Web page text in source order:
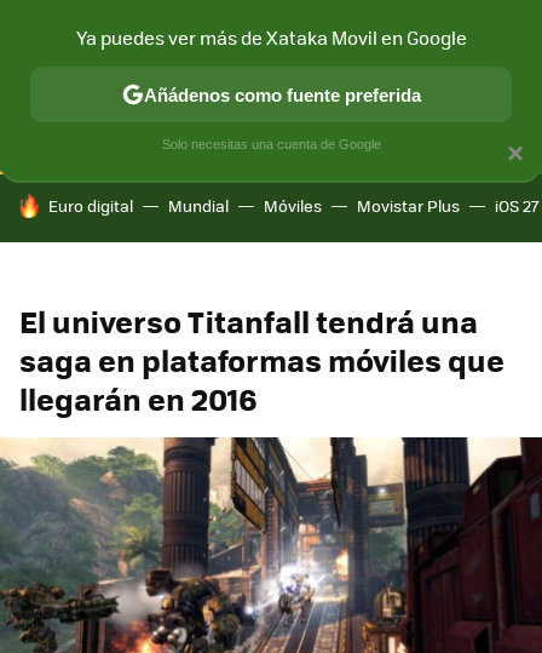
CONECTIVIDAD MÓVIL Y SOCIEDAD APLICACIONES
HOY SE HABLA DE
Euro digital Mundial Móviles Movistar Plus iOS 27
El universo Titanfall tendrá una
saga en plataformas móviles que
llegarán en 2016
×
Ya puedes ver más de Xataka Movil en Google
Añádenos como fuente preferida
Solo necesitas una cuenta de Google